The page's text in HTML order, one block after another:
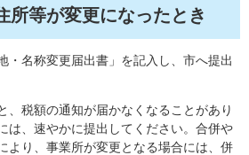
所等が変更になったとき
・名称変更届出書」を記入し、市へ提出
、税額の通知が届かなくなることがあり
は、速やかに提出してください。合併や
より、事業所が変更となる場合には、併